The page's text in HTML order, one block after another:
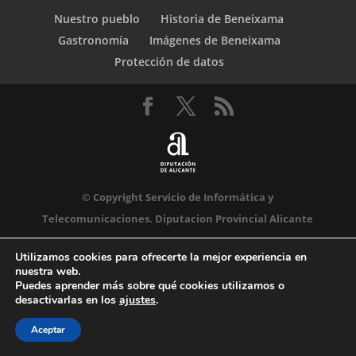
Nuestro pueblo
Historia de Beneixama
Gastronomía
Imágenes de Beneixama
Protección de datos
© Copyright Servicio de Informática y
Telecomunicaciones. Diputacion Provincial Alicante
Utilizamos cookies para ofrecerte la mejor experiencia en
nuestra web.
Puedes aprender más sobre qué cookies utilizamos o
desactivarlas en los ajustes.
Aceptar